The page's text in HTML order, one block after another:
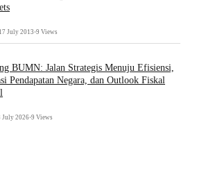
July 2013 •9 Views
BUMN: Jalan Strategis Menuju Efisiensi,
Pendapatan Negara, dan Outlook Fiskal
July 2026•9 Views